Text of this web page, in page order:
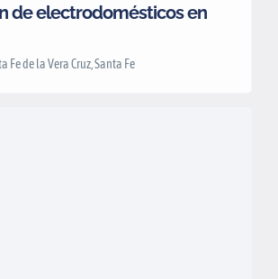
de electrodomésticos en
Fe de la Vera Cruz, Santa Fe